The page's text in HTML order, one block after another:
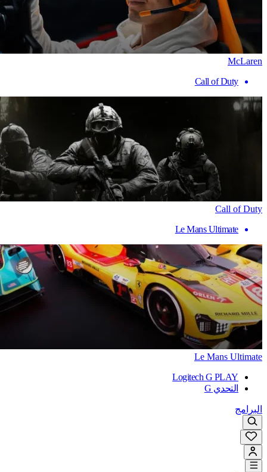
McLaren
Call of Duty
Call of Duty
Le Mans Ultimate
Le Mans Ultimate
Logitech G PLAY
التحدي G
البرامج